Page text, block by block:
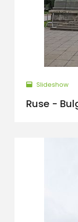
Slideshow
Ruse -